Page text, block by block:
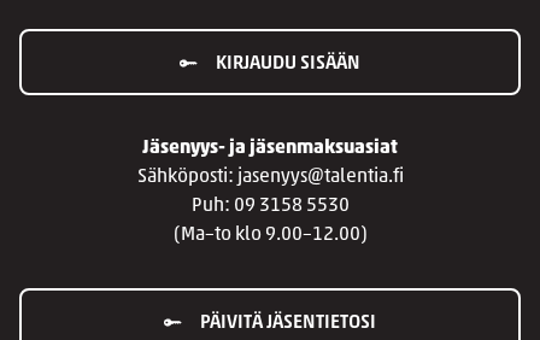
KIRJAUDU SISÄÄN
Jäsenyys- ja jäsenmaksuasiat
Sähköposti: jasenyys@talentia.fi
Puh: 09 3158 5530
(Ma–to klo 9.00–12.00)
PÄIVITÄ JÄSENTIETOSI